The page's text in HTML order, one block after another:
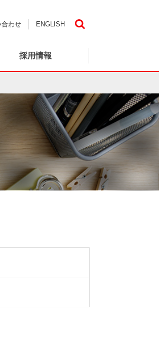
合わせ ENGLISH
採用情報